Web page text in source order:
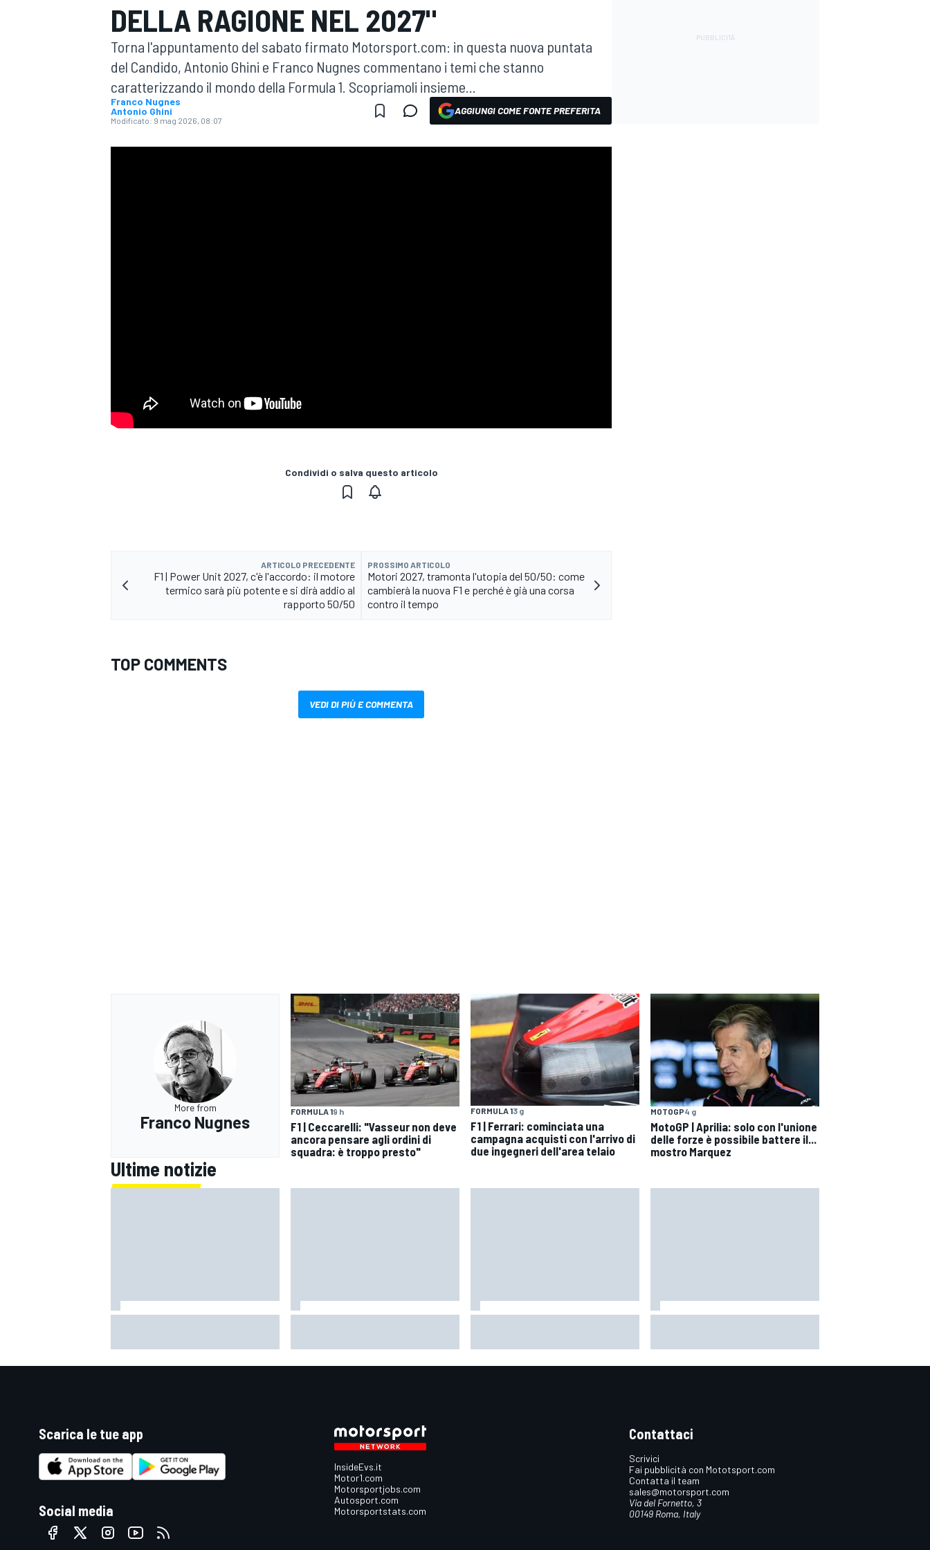
MOTOGP WEC
ENDURANCE/GT
MONOMARCA
DELLA RAGIONE NEL 2027"
Torna l'appuntamento del sabato firmato Motorsport.com: in questa nuova puntata
del Candido, Antonio Ghini e Franco Nugnes commentano i temi che stanno
caratterizzando il mondo della Formula 1. Scopriamoli insieme...
Franco Nugnes
Antonio Ghini
Modificato: 9 mag 2026, 08:07
AGGIUNGI COME FONTE PREFERITA
Condividi o salva questo articolo
ARTICOLO PRECEDENTE
F1 | Power Unit 2027, c'è l'accordo: il motore
termico sarà più potente e si dirà addio al
rapporto 50/50
PROSSIMO ARTICOLO
Motori 2027, tramonta l'utopia del 50/50: come
cambierà la nuova F1 e perché è già una corsa
contro il tempo
TOP COMMENTS
VEDI DI PIÙ E COMMENTA
More from
Franco Nugnes
FORMULA 19 h
F1 | Ceccarelli: "Vasseur non deve
ancora pensare agli ordini di
squadra: è troppo presto"
FORMULA 13 g
F1 | Ferrari: cominciata una
campagna acquisti con l'arrivo di
due ingegneri dell'area telaio
MOTOGP4 g
MotoGP | Aprilia: solo con l'unione
delle forze è possibile battere il...
mostro Marquez
Ultime notizie
Scarica le tue app
Social media
InsideEvs.it
Motor1.com
Motorsportjobs.com
Autosport.com
Motorsportstats.com
Contattaci
Scrivici
Fai pubblicità con Mototsport.com
Contatta il team
sales@motorsport.com
Via del Fornetto, 3
00149 Roma, Italy